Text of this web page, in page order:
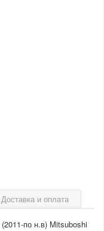
Доставка и оплата
по н.в) Mitsuboshi